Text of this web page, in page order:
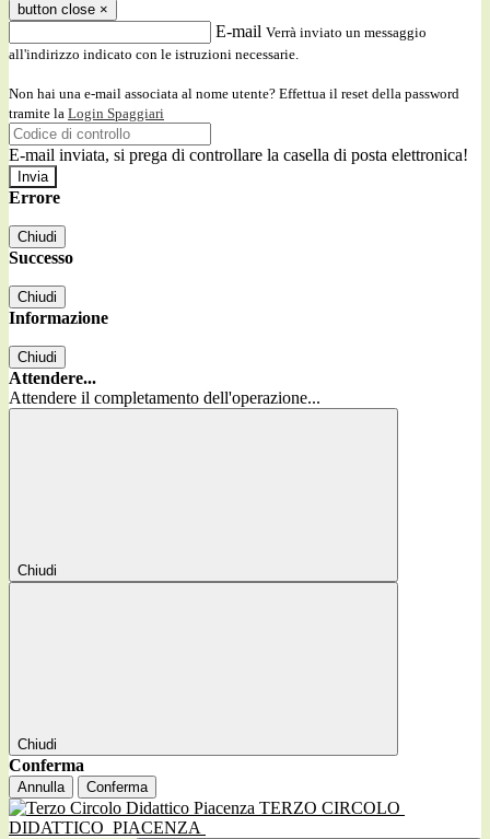
button close ×
E-mail Verrà inviato un messaggio
all'indirizzo indicato con le istruzioni necessarie.
Non hai una e-mail associata al nome utente? Effettua il reset della password
tramite la Login Spaggiari
E-mail inviata, si prega di controllare la casella di posta elettronica!
Errore
Chiudi
Successo
Chiudi
Informazione
Chiudi
Attendere...
Attendere il completamento dell'operazione...
Chiudi
Chiudi
Conferma
Annulla Conferma
TERZO CIRCOLO
DIDATTICO PIACENZA